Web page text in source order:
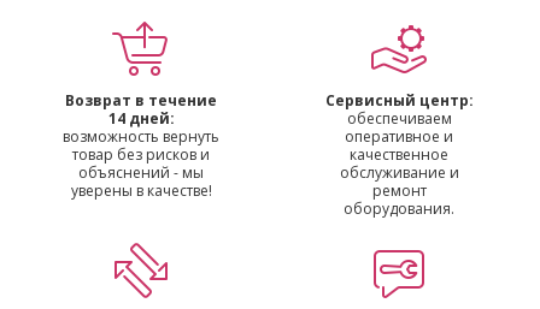
Возврат в течение
14 дней:
возможность вернуть
товар без рисков и
объяснений - мы
уверены в качестве!
Сервисный центр:
обеспечиваем
оперативное и
качественное
обслуживание и
ремонт
оборудования.